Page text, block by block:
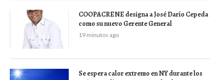
COOPACRENE designa a José Darío Cepeda
como su nuevo Gerente General
19 minutos ago
Se espera calor extremo en NY durante los